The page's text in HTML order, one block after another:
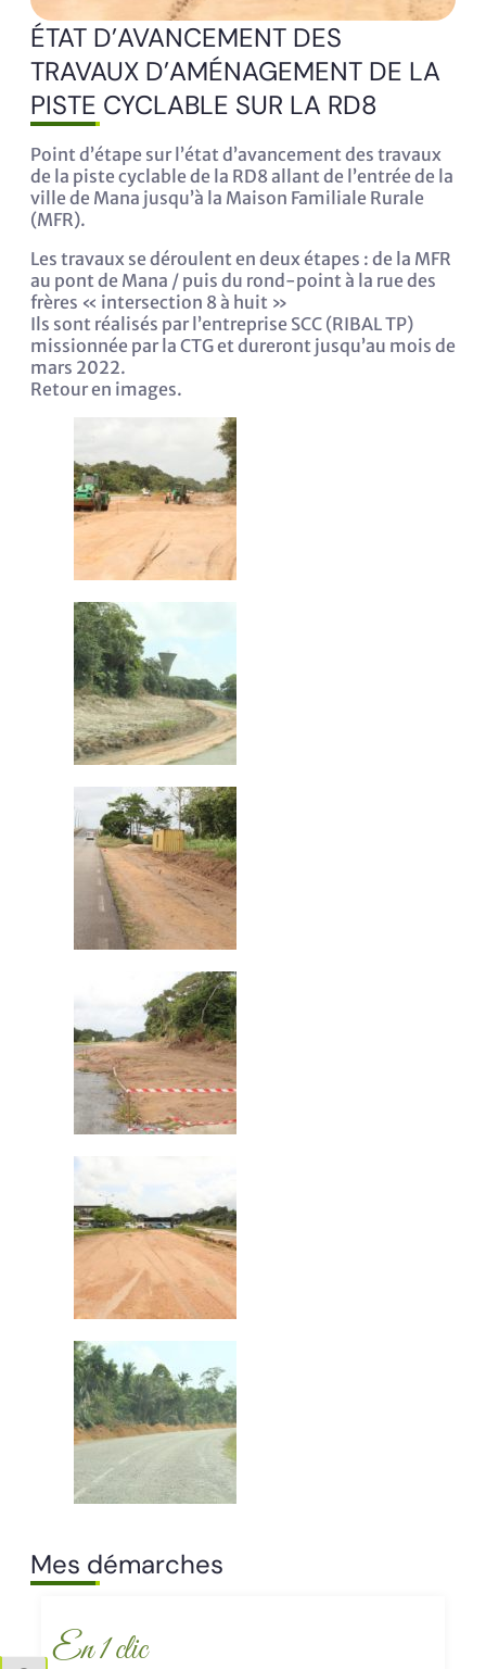
ÉTAT D’AVANCEMENT DES
TRAVAUX D’AMÉNAGEMENT DE LA
PISTE CYCLABLE SUR LA RD8
Point d’étape sur l’état d’avancement des travaux
de la piste cyclable de la RD8 allant de l’entrée de la
ville de Mana jusqu’à la Maison Familiale Rurale
(MFR).
Les travaux se déroulent en deux étapes : de la MFR
au pont de Mana / puis du rond-point à la rue des
frères « intersection 8 à huit »
Ils sont réalisés par l’entreprise SCC (RIBAL TP)
missionnée par la CTG et dureront jusqu’au mois de
mars 2022.
Retour en images.
Mes démarches
En 1 clic